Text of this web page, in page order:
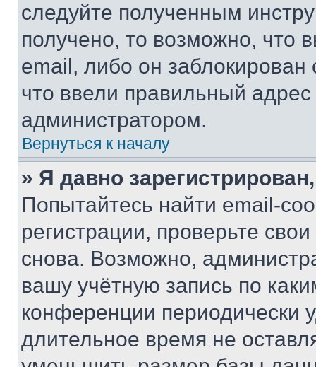
следуйте полученным
получено, то возможно, что
email, либо он
что ввели правильный адрес
администратором.
Вернуться к началу
» Я давно
Попытайтесь найти email-
регистрации, проверьте
снова. Возможно,
вашу учётную запись по
конференции периодически
длительное время не